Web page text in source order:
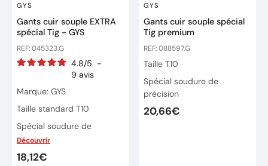
GYS
Gants cuir souple EXTRA
spécial Tig - GYS
REF: 045323.G
4.8/5 -
9 avis
Marque: GYS
Taille standard T10
Spécial soudure de
précision.
Cuir nappa de feur
Découvrir
18,12€
GYS
Gants cuir souple spécial
Tig premium
REF: 088597.G
Taille T10
Spécial soudure de
précision
20,66€